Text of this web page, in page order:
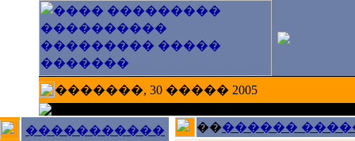
�������, 30 ����� 2005
�����������
��������